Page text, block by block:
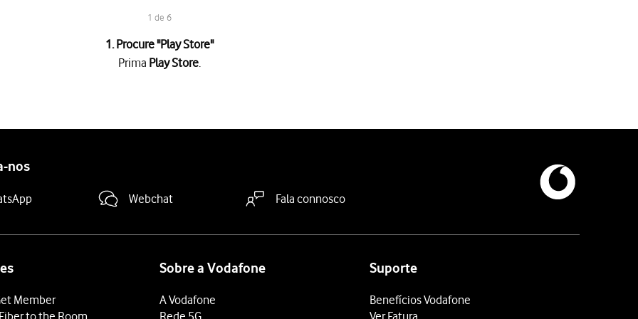
1 de 6
1. Procure "Play Store"
Prima Play Store
grátis, prima o preço para instalar a app.
terminar e voltar ao ecrã inicial.
nos
Webchat Fala connosco
Member
to the Room
Sobre a Vodafone
A Vodafone
Rede 5G
Suporte
Benefícios Vodafone
Ver Fatura